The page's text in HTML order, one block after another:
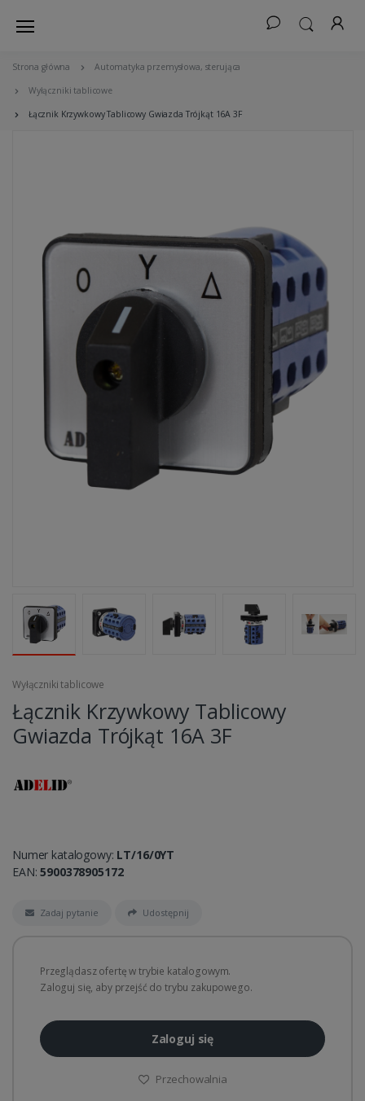
Strona główna Automatyka przemysłowa, sterująca
Wyłączniki tablicowe
Łącznik Krzywkowy Tablicowy Gwiazda Trójkąt 16A 3F
Wyłączniki tablicowe
Łącznik Krzywkowy Tablicowy
Gwiazda Trójkąt 16A 3F
Numer katalogowy: LT/16/0YT
EAN:5900378905172
Zadaj pytanie Udostępnij
Przeglądasz ofertę w trybie katalogowym.
Zaloguj się, aby przejść do trybu zakupowego.
Zaloguj się
Przechowalnia